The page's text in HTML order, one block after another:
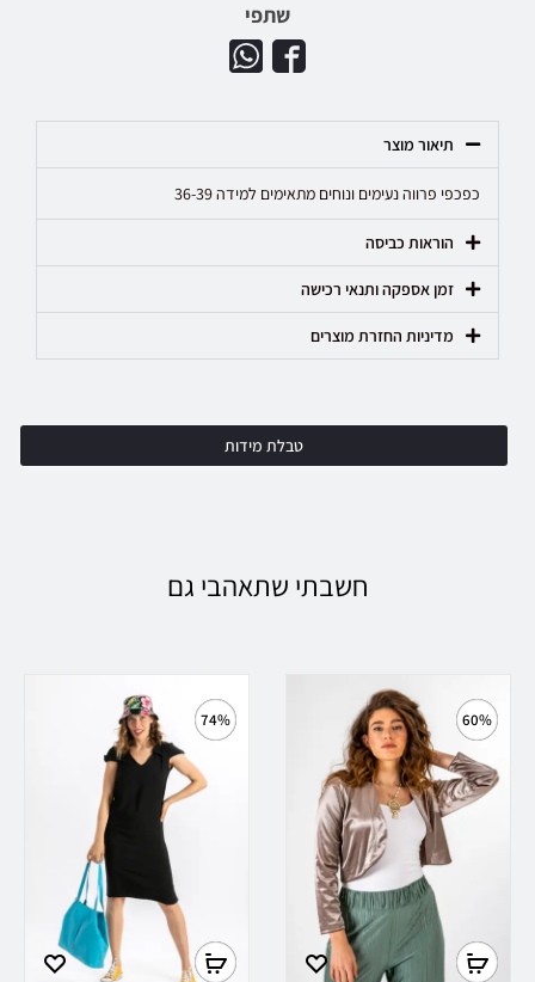
טבלת מידות
שתפי
תיאור מוצר
כפכפי פרווה נעימים ונוחים מתאימים למידה 36-39
הוראות כביסה
זמן אספקה ותנאי רכישה
מדיניות החזרת מוצרים
חשבתי שתאהבי גם
60%
74%